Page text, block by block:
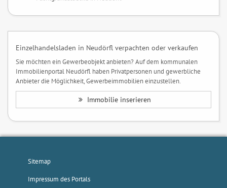
Einzelhandelsladen in Neudörfl verpachten oder verkaufen
Sie möchten ein Gewerbeobjekt anbieten? Auf dem kommunalen
Immobilienportal Neudörfl haben Privatpersonen und gewerbliche
Anbieter die Möglichkeit, Gewerbeimmobilien einzustellen.
Immobilie inserieren
Sitemap
Impressum des Portals